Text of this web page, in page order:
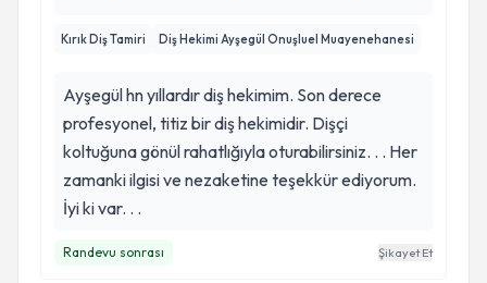
Kırık Diş Tamiri Diş Hekimi Ayşegül Onuşluel Muayenehanesi
Ayşegül hn yıllardır diş hekimim. Son derece
profesyonel, titiz bir diş hekimidir. Dişçi
koltuğuna gönül rahatlığıyla oturabilirsiniz. . . Her
zamanki ilgisi ve nezaketine teşekkür ediyorum.
İyi ki var. . .
Randevu sonrası Şikayet Et